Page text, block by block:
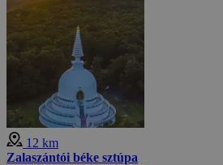
12 km
Zalaszántói béke sztúpa